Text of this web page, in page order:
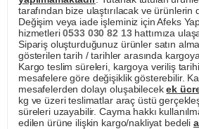
tarafından bize ulaştırılacak ve ürünlerin
Değişim veya iade işleminiz için Afeks
hizmetleri0533 030 82 13hattımıza
Sipariş oluşturduğunuz ürünler satın
gösterilen tarih / tarihler arasında
Kargo teslim süreleri, kargoya veriliş
mesafelere göre değişiklik gösterebilir.
mesafelerden dolayı oluşabilecekek
kg ve üzeri teslimatlar araç üstü
süreleri uzayabilir. Cayma hakkı
edilen ürüne ilişkin kargo/nakliyat bedeli